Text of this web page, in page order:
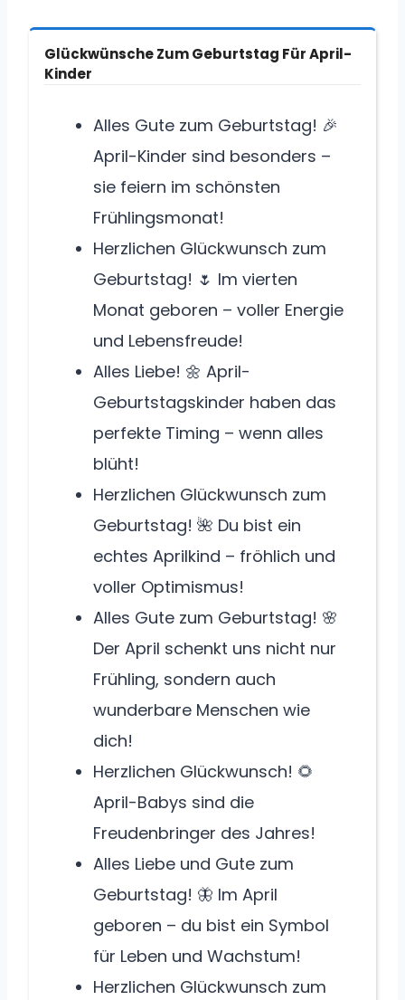
Glückwünsche Zum Geburtstag Für April-
Kinder
Alles Gute zum Geburtstag! 🎉
April-Kinder sind besonders –
sie feiern im schönsten
Frühlingsmonat!
Herzlichen Glückwunsch zum
Geburtstag! 🌷 Im vierten
Monat geboren – voller Energie
und Lebensfreude!
Alles Liebe! 🌼 April-
Geburtstagskinder haben das
perfekte Timing – wenn alles
blüht!
Herzlichen Glückwunsch zum
Geburtstag! 🌺 Du bist ein
echtes Aprilkind – fröhlich und
voller Optimismus!
Alles Gute zum Geburtstag! 🌸
Der April schenkt uns nicht nur
Frühling, sondern auch
wunderbare Menschen wie
dich!
Herzlichen Glückwunsch! 🌻
April-Babys sind die
Freudenbringer des Jahres!
Alles Liebe und Gute zum
Geburtstag! 🦋 Im April
geboren – du bist ein Symbol
für Leben und Wachstum!
Herzlichen Glückwunsch zum